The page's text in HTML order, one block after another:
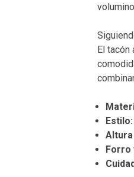
El tacón
Estilo:
Altura
Forro